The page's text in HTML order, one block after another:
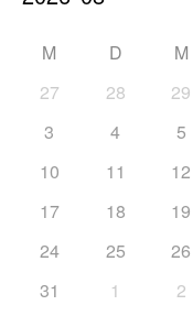
M D M
27
28 29
3
4 5
10
11 12
17
18 19
24
25 26
31
1 2